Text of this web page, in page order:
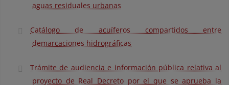
aguas residuales urbanas
Catálogo de acuíferos compartidos entre
demarcaciones hidrográficas
Trámite de audiencia e información pública relativa al
proyecto de Real Decreto por el que se aprueba la